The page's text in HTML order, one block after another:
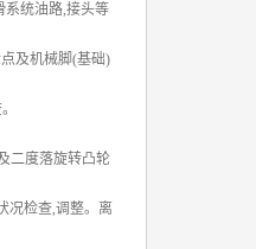
系统油路,接头等
及机械脚(基础)
二度落旋转凸轮
况检查,调整。离